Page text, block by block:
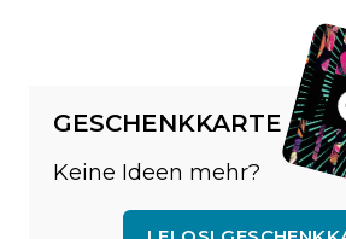
GESCHENKKARTE
Keine Ideen mehr?